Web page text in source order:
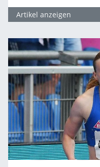
Artikel anzeigen